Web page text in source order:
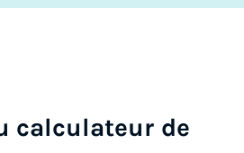
calculateur de